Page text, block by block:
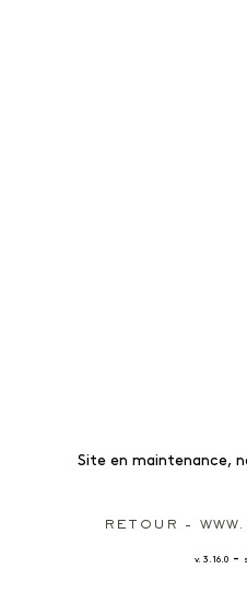
Site en maintenance,
RETOUR -
v. 3.16.0 -